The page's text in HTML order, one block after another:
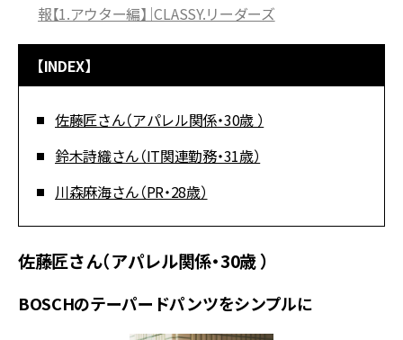
報【1.アウター編】｜CLASSY.リーダーズ
【INDEX】
佐藤匠さん（アパレル関係・30歳 ）
鈴木詩織さん（IT関連勤務・31歳）
川森麻海さん（PR・28歳）
佐藤匠さん（アパレル関係・30歳 ）
BOSCHのテーパードパンツをシンプルに